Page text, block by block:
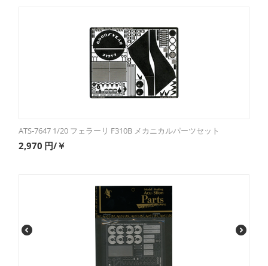
ATS-7647 1/20 フェラーリ F310B メカニカルパーツセット
2,970 円/￥